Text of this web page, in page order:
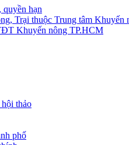
quyền hạn
Trại thuộc Trung tâm Khuyến
Khuyến nông TP.HCM
thảo
phố